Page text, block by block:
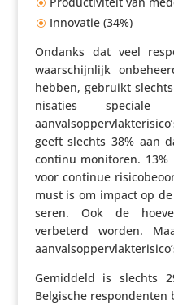
Innovatie (34%)
Ondanks dat veel
waar­schijn­lijk
hebben, gebruikt
ni­sa­ties
geeft slechts 38% aan
continu monitoren. 13%
voor continue
must is om impact op
seren. Ook de
verbeterd worden.
Gemiddeld is slechts
Belgische respon­denten